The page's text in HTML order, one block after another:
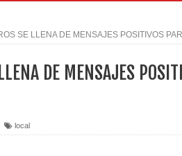
SE LLENA DE MENSAJES POSITIVOS
DE MENSAJES
local